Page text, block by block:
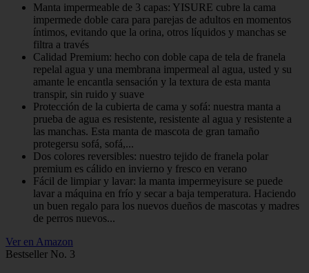
Manta impermeable de 3 capas: YISURE cubre la cama
impermede doble cara para parejas de adultos en momentos
íntimos, evitando que la orina, otros líquidos y manchas se
filtra a través
Calidad Premium: hecho con doble capa de tela de franela
repelal agua y una membrana impermeal al agua, usted y su
amante le encantla sensación y la textura de esta manta
transpir, sin ruido y suave
Protección de la cubierta de cama y sofá: nuestra manta a
prueba de agua es resistente, resistente al agua y resistente a
las manchas. Esta manta de mascota de gran tamaño
protegersu sofá, sofá,...
Dos colores reversibles: nuestro tejido de franela polar
premium es cálido en invierno y fresco en verano
Fácil de limpiar y lavar: la manta impermeyisure se puede
lavar a máquina en frío y secar a baja temperatura. Haciendo
un buen regalo para los nuevos dueños de mascotas y madres
de perros nuevos...
Ver en Amazon
Bestseller No. 3